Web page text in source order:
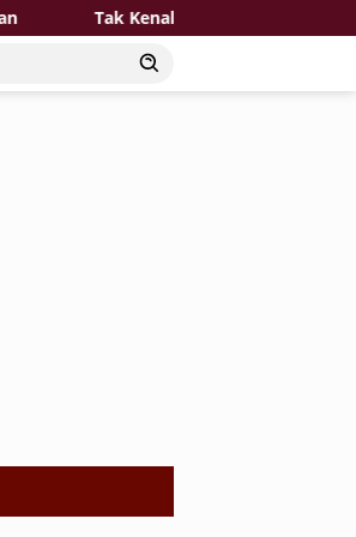
Tak Kenal Lelah, Satgas TMMD